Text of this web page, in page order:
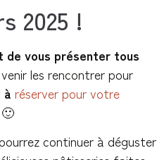
2025 !
de vous présenter tous
les rencontrer pour
à réserver pour votre
continuer à déguster